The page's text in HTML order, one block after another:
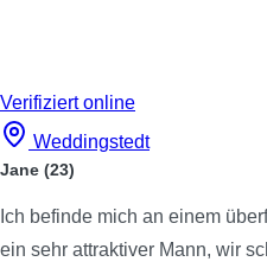
Verifiziertonline
Weddingstedt
Jane (23)
Ich befinde mich an einem
ein sehr attraktiver Mann, wir